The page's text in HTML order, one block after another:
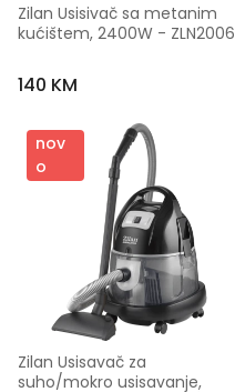
Zilan Usisivač sa metanim
kućištem, 2400W - ZLN2006
140 KM
nov
o
Zilan Usisavač za
suho/mokro usisavanje,